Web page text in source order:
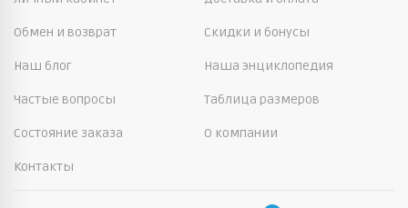
Обмен и возврат Скидки и бонусы
Наш блог Наша энциклопедия
Частые вопросы Таблица размеров
Состояние заказа О компании
Контакты